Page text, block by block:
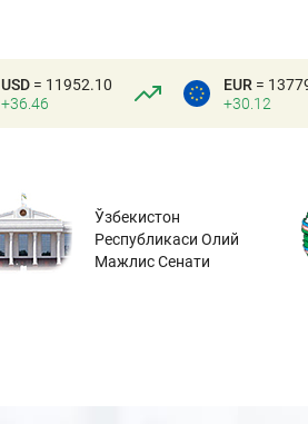
USD = 11952.10
+36.46
EUR =
+30.12
Ўзбекистон
Республикаси Олий
Мажлис Сенати